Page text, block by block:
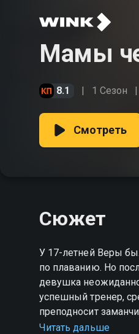
Мамы
8.1 1 Сезон
Смотреть
Сюжет
У 17-летней Веры
по плаванию. Но
девушка неожиданно
успешный тренер,
преподносит
только с
Читать дальше